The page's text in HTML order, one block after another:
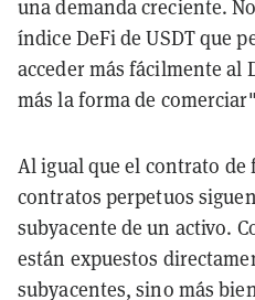
una demanda creciente.
índice DeFi de USDT que
acceder más fácilmente al
más la forma de
Al igual que el contrato
contratos perpetuos
subyacente de un activo.
están expuestos
subyacentes, sino más